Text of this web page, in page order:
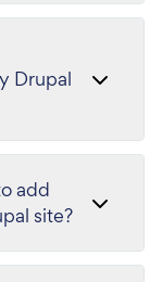
Drupal
add
site?